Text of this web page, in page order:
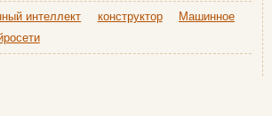
интеллект конструктор
Машинное